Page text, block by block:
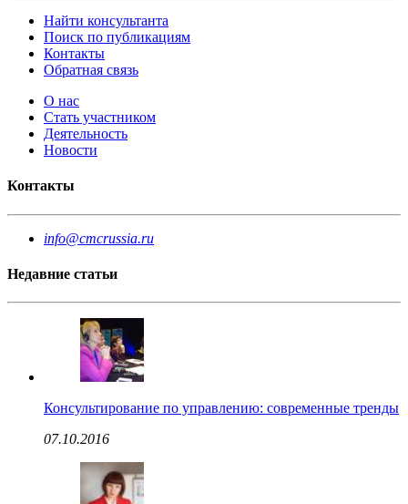
Найти консультанта
Поиск по публикациям
Контакты
Обратная связь
О нас
Стать участником
Деятельность
Новости
Контакты
info@cmcrussia.ru
Недавние статьи
Консультирование по управлению: современные тренды
07.10.2016